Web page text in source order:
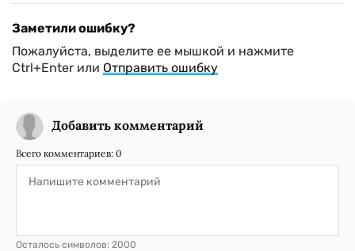
Заметили ошибку?
Пожалуйста, выделите ее мышкой и нажмите
Ctrl+Enter или Отправить ошибку
Добавить комментарий
Всего комментариев: 0
Осталось символов: 2000